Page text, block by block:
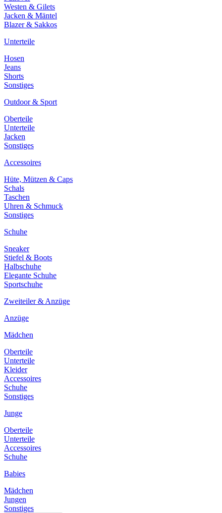
Westen & Gilets
Jacken & Mäntel
Blazer & Sakkos
Unterteile
Hosen
Jeans
Shorts
Sonstiges
Outdoor & Sport
Oberteile
Unterteile
Jacken
Sonstiges
Accessoires
Hüte, Mützen & Caps
Schals
Taschen
Uhren & Schmuck
Sonstiges
Schuhe
Sneaker
Stiefel & Boots
Halbschuhe
Elegante Schuhe
Sportschuhe
Zweiteiler & Anzüge
Anzüge
Mädchen
Oberteile
Unterteile
Kleider
Accessoires
Schuhe
Sonstiges
Junge
Oberteile
Unterteile
Accessoires
Schuhe
Babies
Mädchen
Jungen
Sonstiges